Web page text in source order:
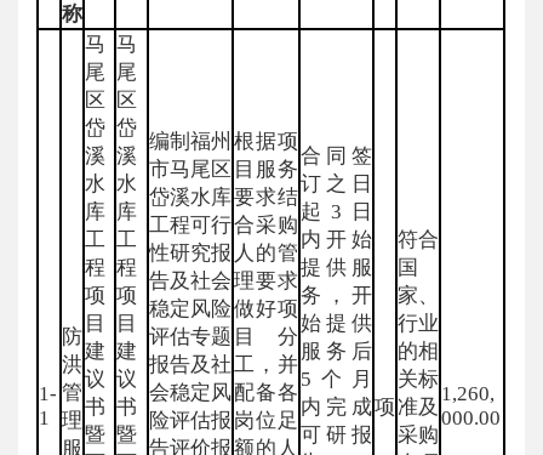
称
1-
1
防
洪
管
理
服
马
尾
区
岱
溪
水
库
工
程
项
目
建
议
书
暨
马
尾
区
岱
溪
水
库
工
程
项
目
建
议
书
暨
编制福州
市马尾区
岱溪水库
工程可行
性研究报
告及社会
稳定风险
评估专题
报告及社
会稳定风
险评估报
告评价报
根据项
目服务
要求结
合采购
人的管
理要求
做好项
目分
工，并
配备各
岗位足
额的人
合同签
订之日
起3日
内开始
提供服
务，开
始提供
服务后
5个月
内完成
可研报
项
符合
国
家、
行业
的相
关标
准及
采购
1,260,
000.00